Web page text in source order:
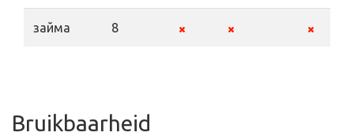
займа 8
Bruikbaarheid